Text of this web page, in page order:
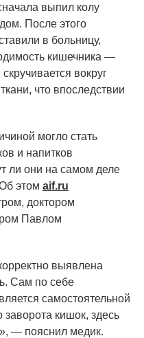
выпил колу
После этого
в больницу,
кишечника —
вокруг
что впоследствии
могло стать
и напитков
ли они на самом деле
этом aif.ru
доктором
Павлом
выявлена
Сам по себе
самостоятельной
заворота кишок, здесь
— пояснил медик.